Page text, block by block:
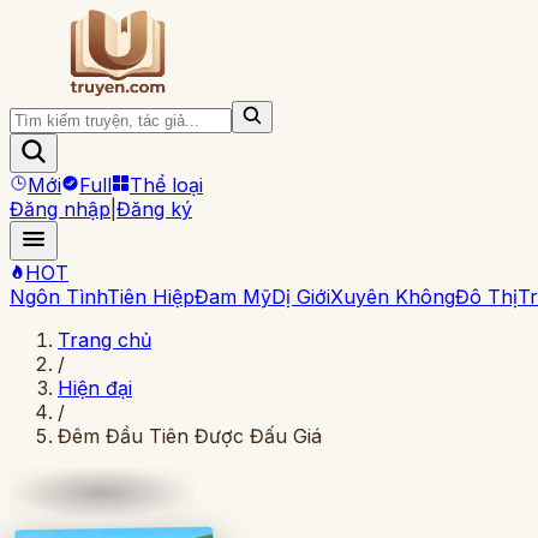
Mới Full
Thể loại
Đăng nhập Đăng ký
HOT
Ngôn TìnhTiên HiệpĐam MỹDị GiớiXuyên KhôngĐô Thị
Trang chủ
/
Hiện đại
/
Đêm Đầu Tiên Được Đấu Giá